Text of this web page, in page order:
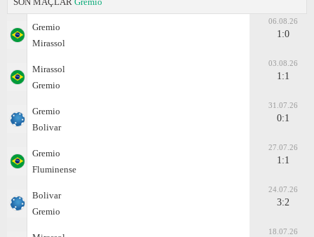
Gremio
Mirassol
06.08.26
1:0
Mirassol
Gremio
03.08.26
1:1
Gremio
Bolivar
31.07.26
0:1
Gremio
Fluminense
27.07.26
1:1
Bolivar
Gremio
24.07.26
3:2
18.07.26